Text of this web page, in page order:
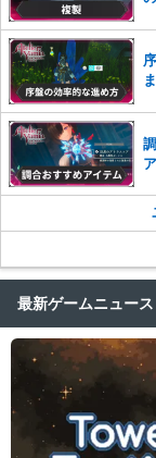
最新ゲームニュース